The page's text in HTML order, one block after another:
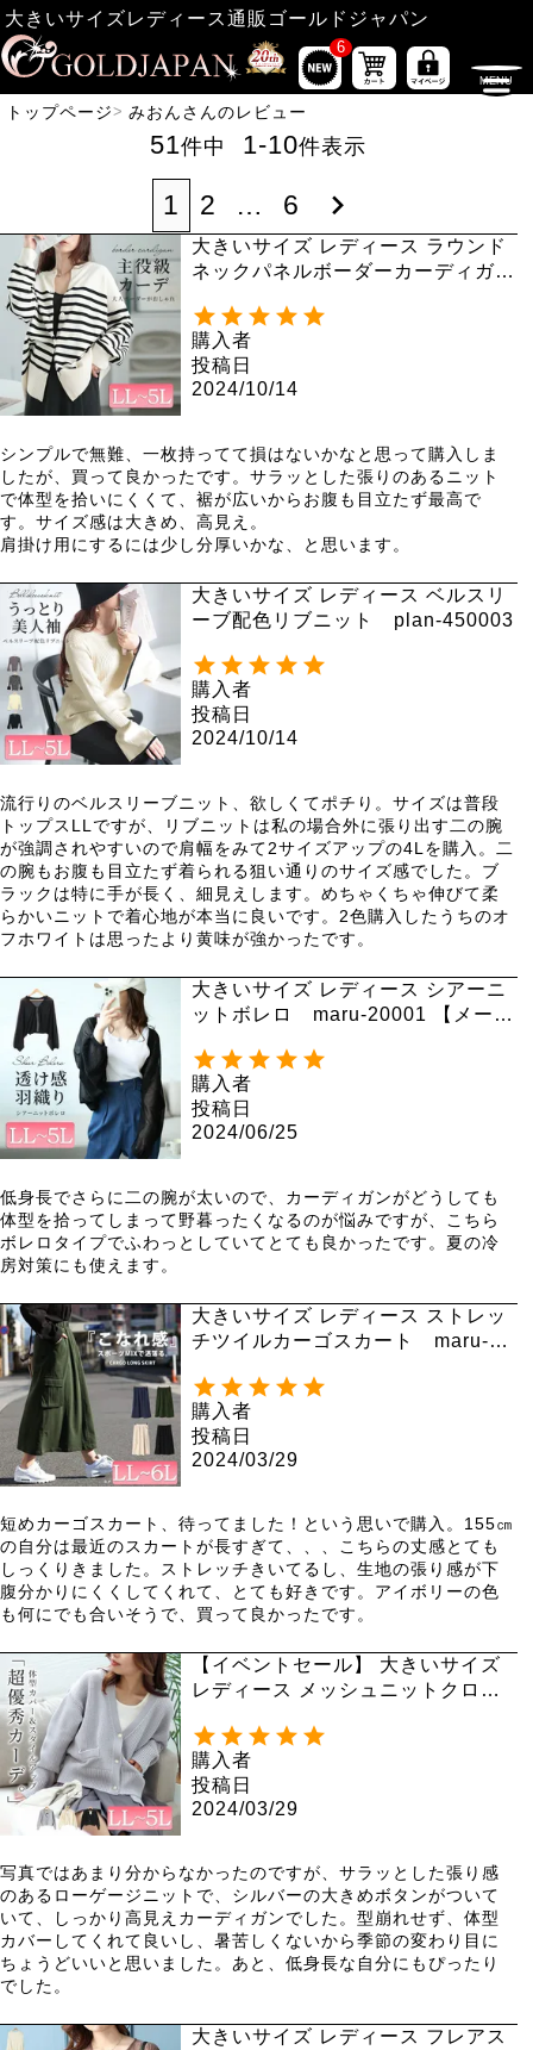
大きいサイズレディース通販ゴールドジャパン
6
トップページ みおんさんのレビュー
51件中 1-10件表示
1 2 … 6
大きいサイズ レディース ラウンド
ネックパネルボーダーカーディガ
購入者
投稿日
2024/10/14
シンプルで無難、一枚持ってて損はないかなと思って購入しま
したが、買って良かったです。サラッとした張りのあるニット
で体型を拾いにくくて、裾が広いからお腹も目立たず最高で
す。サイズ感は大きめ、高見え。
肩掛け用にするには少し分厚いかな、と思います。
大きいサイズ レディース ベルスリ
ーブ配色リブニット plan-450003
購入者
投稿日
2024/10/14
流行りのベルスリーブニット、欲しくてポチり。サイズは普段
トップスLLですが、リブニットは私の場合外に張り出す二の腕
が強調されやすいので肩幅をみて2サイズアップの4Lを購入。二
の腕もお腹も目立たず着られる狙い通りのサイズ感でした。ブ
ラックは特に手が長く、細見えします。めちゃくちゃ伸びて柔
らかいニットで着心地が本当に良いです。2色購入したうちのオ
フホワイトは思ったより黄味が強かったです。
大きいサイズ レディース シアーニ
ットボレロ maru-20001 【メール
購入者
投稿日
2024/06/25
低身長でさらに二の腕が太いので、カーディガンがどうしても
体型を拾ってしまって野暮ったくなるのが悩みですが、こちら
ボレロタイプでふわっとしていてとても良かったです。夏の冷
房対策にも使えます。
大きいサイズ レディース ストレッ
チツイルカーゴスカート maru-67
購入者
投稿日
2024/03/29
短めカーゴスカート、待ってました！という思いで購入。155㎝
の自分は最近のスカートが長すぎて、、、こちらの丈感とても
しっくりきました。ストレッチきいてるし、生地の張り感が下
腹分かりにくくしてくれて、とても好きです。アイボリーの色
も何にでも合いそうで、買って良かったです。
【イベントセール】 大きいサイズ
レディース メッシュニットクロッ
購入者
投稿日
2024/03/29
写真ではあまり分からなかったのですが、サラッとした張り感
のあるローゲージニットで、シルバーの大きめボタンがついて
いて、しっかり高見えカーディガンでした。型崩れせず、体型
カバーしてくれて良いし、暑苦しくないから季節の変わり目に
ちょうどいいと思いました。あと、低身長な自分にもぴったり
でした。
大きいサイズ レディース フレアス